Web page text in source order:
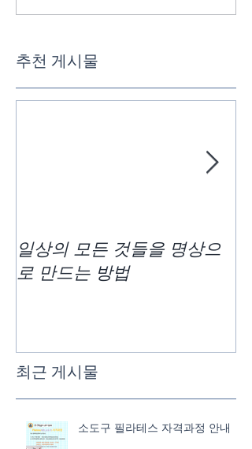
추천 게시물
일상의 모든 것들을 명상으
로 만드는 방법
최근 게시물
소도구 필라테스 자격과정 안내